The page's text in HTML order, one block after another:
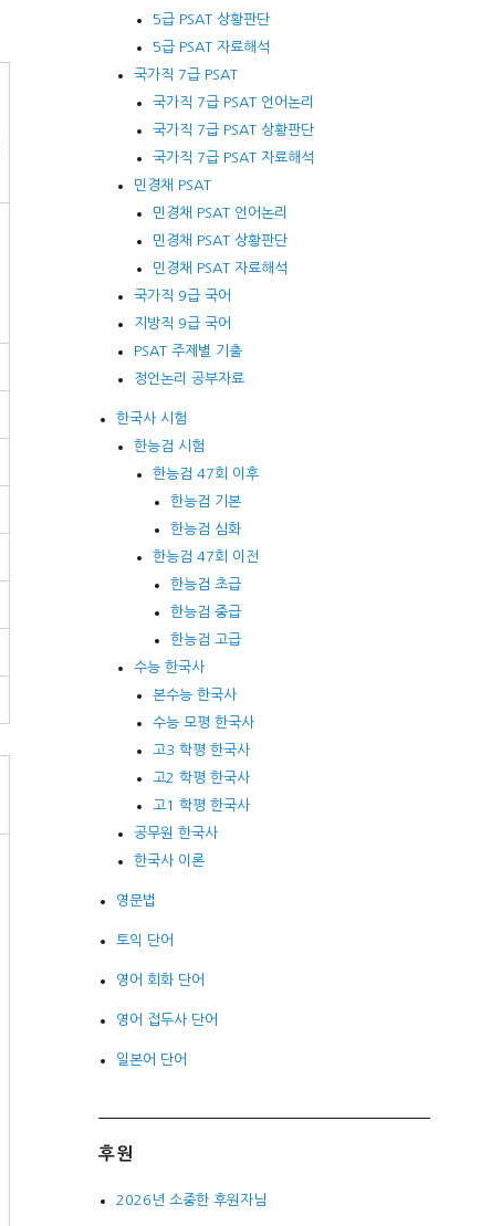
5급 PSAT 상황판단
5급 PSAT 자료해석
국가직 7급 PSAT
국가직 7급 PSAT 언어논리
국가직 7급 PSAT 상황판단
국가직 7급 PSAT 자료해석
민경채 PSAT
민경채 PSAT 언어논리
민경채 PSAT 상황판단
민경채 PSAT 자료해석
국가직 9급 국어
지방직 9급 국어
PSAT 주제별 기출
정언논리 공부자료
한국사 시험
한능검 시험
한능검 47회 이후
한능검 기본
한능검 심화
한능검 47회 이전
한능검 초급
한능검 중급
한능검 고급
수능 한국사
본수능 한국사
수능 모평 한국사
고3 학평 한국사
고2 학평 한국사
고1 학평 한국사
공무원 한국사
한국사 이론
영문법
토익 단어
영어 회화 단어
영어 접두사 단어
일본어 단어
후원
2026년 소중한 후원자님